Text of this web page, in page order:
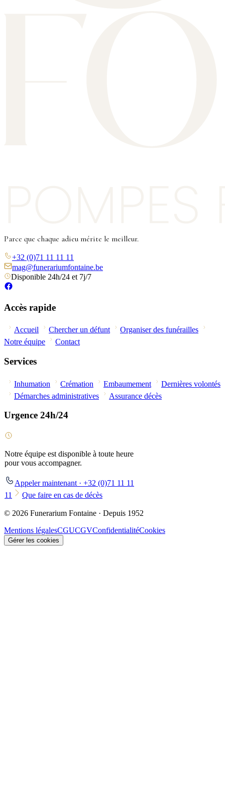
Parce que chaque adieu mérite le meilleur.
+32 (0)71 11 11 11
mag@funerariumfontaine.be
Disponible 24h/24 et 7j/7
Accès rapide
Accueil Chercher un défunt
Organiser des funérailles
Notre équipe
Contact
Services
Inhumation Crémation Embaumement
Dernières volontés
Démarches administratives
Assurance décès
Urgence 24h/24
Notre équipe est disponible à toute heure
pour vous accompagner.
Appeler maintenant · +32 (0)71 11 11
11
Que faire en cas de décès
© 2026 Funerarium Fontaine · Depuis 1952
Mentions légalesCGUCGVConfidentialitéCookies
Gérer les cookies